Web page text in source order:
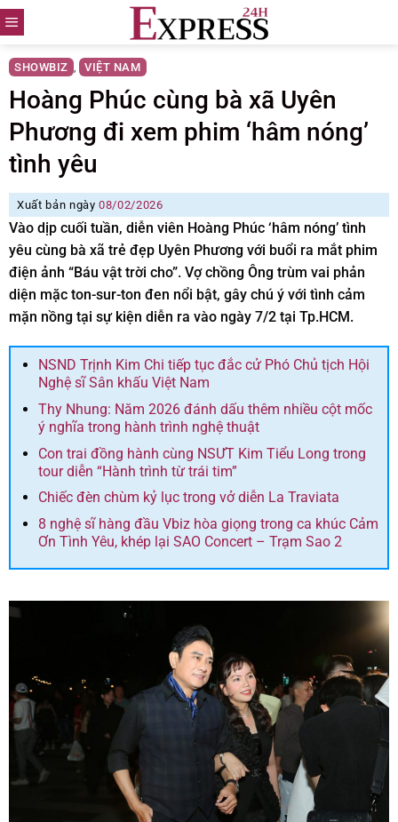
Skip
to
content
SHOWBIZ , VIỆT NAM
Hoàng Phúc cùng bà xã Uyên
Phương đi xem phim ‘hâm nóng’
tình yêu
Xuất bản ngày08/02/2026
Vào dịp cuối tuần, diễn viên Hoàng Phúc ‘hâm nóng’ tình
yêu cùng bà xã trẻ đẹp Uyên Phương với buổi ra mắt phim
điện ảnh “Báu vật trời cho”. Vợ chồng Ông trùm vai phản
diện mặc ton-sur-ton đen nổi bật, gây chú ý với tình cảm
mặn nồng tại sự kiện diễn ra vào ngày 7/2 tại Tp.HCM.
NSND Trịnh Kim Chi tiếp tục đắc cử Phó Chủ tịch Hội
Nghệ sĩ Sân khấu Việt Nam
Thy Nhung: Năm 2026 đánh dấu thêm nhiều cột mốc
ý nghĩa trong hành trình nghệ thuật
Con trai đồng hành cùng NSƯT Kim Tiểu Long trong
tour diễn “Hành trình từ trái tim”
Chiếc đèn chùm kỷ lục trong vở diễn La Traviata
8 nghệ sĩ hàng đầu Vbiz hòa giọng trong ca khúc Cảm
Ơn Tình Yêu, khép lại SAO Concert – Trạm Sao 2